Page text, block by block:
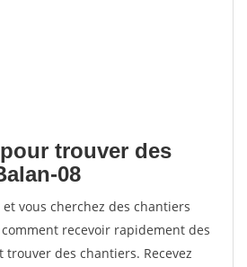
trouver des
08
vous cherchez des chantiers
recevoir rapidement des
des chantiers. Recevez